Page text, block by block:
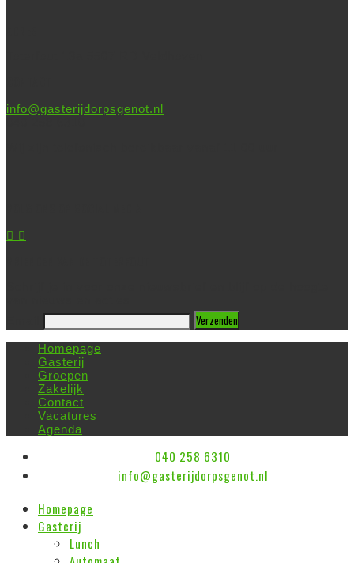
info@gasterijdorpsgenot.nl
Verzenden
Homepage
Gasterij
Groepen
Zakelijk
Contact
Vacatures
Agenda
040 258 6310
info@gasterijdorpsgenot.nl
Homepage
Gasterij
Lunch